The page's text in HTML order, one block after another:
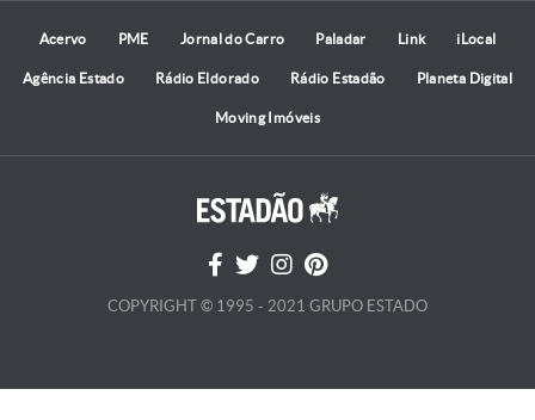
Acervo PME Jornal do Carro Paladar Link iLocal
Agência Estado Rádio Eldorado Rádio Estadão Planeta Digital
Moving Imóveis
COPYRIGHT © 1995 - 2021 GRUPO ESTADO